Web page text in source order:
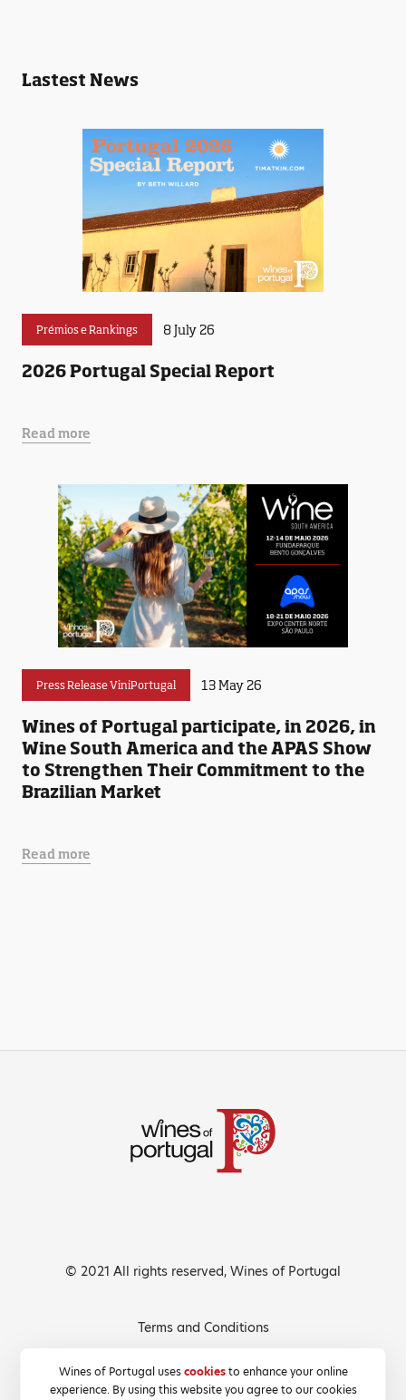
Lastest News
Prémios e Rankings 8 July 26
2026 Portugal Special Report
Read more
Press Release ViniPortugal 13 May 26
Wines of Portugal participate, in 2026, in
Wine South America and the APAS Show
to Strengthen Their Commitment to the
Brazilian Market
Read more
Wines of Portugal usescookiesto enhance your online
experience. By using this website you agree to our cookies
© 2021 All rights reserved, Wines of Portugal
Terms and Conditions
Cookies Policy